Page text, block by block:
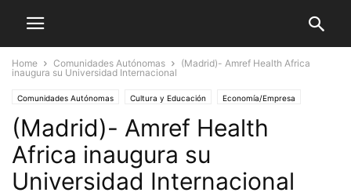
Home Comunidades Autónomas
(Madrid)- Amref Health Africa
inaugura su Universidad Internacional
Comunidades Autónomas Cultura y Educación Economía/Empresa
Madrid Nacional
(Madrid)- Amref Health
Africa inaugura su
Universidad Internacional